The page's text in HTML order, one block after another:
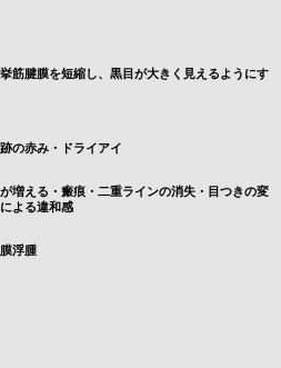
筋腱膜を短縮し、黒目が大きく見えるようにす
の赤み・ドライアイ
増える・瘢痕・二重ラインの消失・目つきの変
よる違和感
浮腫